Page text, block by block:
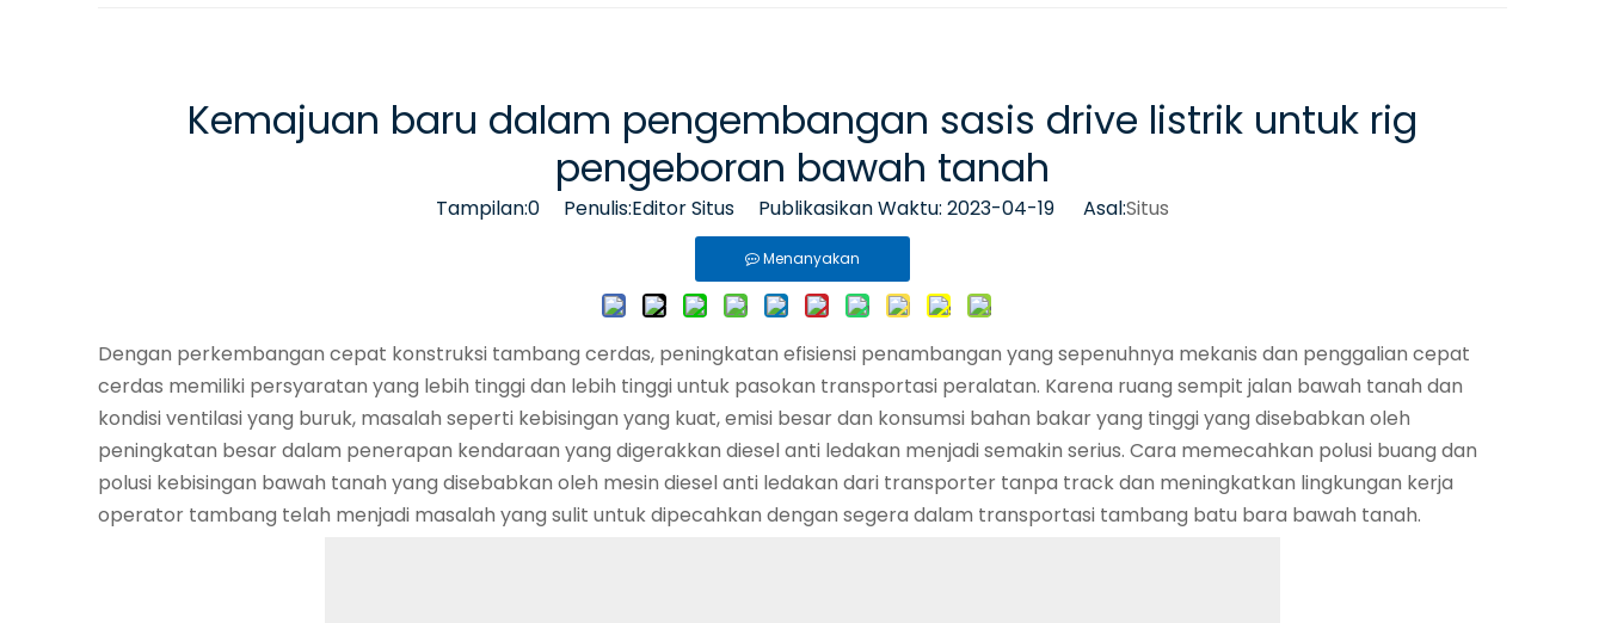
Kemajuan baru dalam pengembangan sasis drive listrik untuk rig
pengeboran bawah tanah
Tampilan:0 Penulis:Editor Situs Publikasikan Waktu: 2023-04-19 Asal:Situs
Menanyakan
Dengan perkembangan cepat konstruksi tambang cerdas, peningkatan efisiensi penambangan yang sepenuhnya mekanis dan penggalian cepat
cerdas memiliki persyaratan yang lebih tinggi dan lebih tinggi untuk pasokan transportasi peralatan. Karena ruang sempit jalan bawah tanah dan
kondisi ventilasi yang buruk, masalah seperti kebisingan yang kuat, emisi besar dan konsumsi bahan bakar yang tinggi yang disebabkan oleh
peningkatan besar dalam penerapan kendaraan yang digerakkan diesel anti ledakan menjadi semakin serius. Cara memecahkan polusi buang dan
polusi kebisingan bawah tanah yang disebabkan oleh mesin diesel anti ledakan dari transporter tanpa track dan meningkatkan lingkungan kerja
operator tambang telah menjadi masalah yang sulit untuk dipecahkan dengan segera dalam transportasi tambang batu bara bawah tanah.